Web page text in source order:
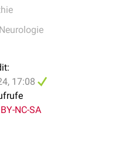
Neurologie
17:08
BY-NC-SA